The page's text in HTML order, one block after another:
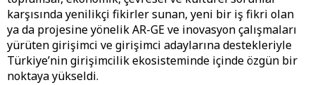
karşısında yenilikçi fikirler sunan, yeni bir iş fikri olan
ya da projesine yönelik AR-GE ve inovasyon çalışmaları
yürüten girişimci ve girişimci adaylarına destekleriyle
Türkiye’nin girişimcilik ekosisteminde içinde özgün bir
noktaya yükseldi.